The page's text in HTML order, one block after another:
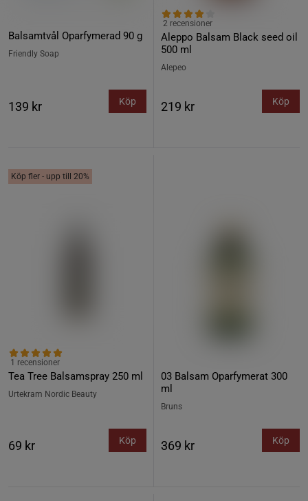
Balsamtvål Oparfymerad 90 g
Friendly Soap
139 kr Köp
Aleppo Balsam Black seed oil
500 ml
2 recensioner
Alepeo
219 kr Köp
Köp fler - upp till 20%
Tea Tree Balsamspray 250 ml
1 recensioner
Urtekram Nordic Beauty
69 kr Köp
03 Balsam Oparfymerat 300
ml
Bruns
369 kr Köp